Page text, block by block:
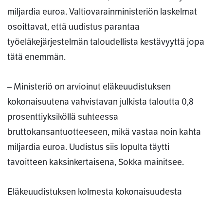
miljardia euroa. Valtiovarainministeriön laskelmat
osoittavat, että uudistus parantaa
työeläkejärjestelmän taloudellista kestävyyttä jopa
tätä enemmän.
– Ministeriö on arvioinut eläkeuudistuksen
kokonaisuutena vahvistavan julkista taloutta 0,8
prosenttiyksiköllä suhteessa
bruttokansantuotteeseen, mikä vastaa noin kahta
miljardia euroa. Uudistus siis lopulta täytti
tavoitteen kaksinkertaisena, Sokka mainitsee.
Eläkeuudistuksen kolmesta kokonaisuudesta